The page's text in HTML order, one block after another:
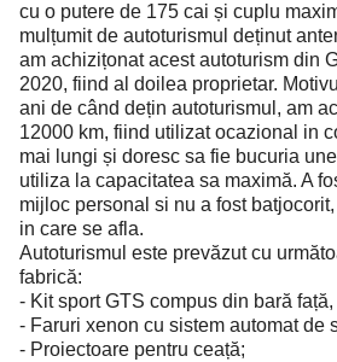
cu o putere de 175 cai și cuplu
mulțumit de autoturismul deținut
am achizițonat acest autoturism din
2020, fiind al doilea proprietar.
ani de când dețin autoturismul, am
12000 km, fiind utilizat ocazional in
mai lungi și doresc sa fie bucuria
utiliza la capacitatea sa maximă. A
mijloc personal si nu a fost
in care se afla.
Autoturismul este prevăzut cu
fabrică:
- Kit sport GTS compus din bară
- Faruri xenon cu sistem automat de
- Proiectoare pentru ceață;